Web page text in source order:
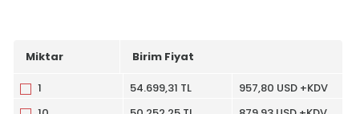
Miktar Birim Fiyat
1 54.699,31 TL
957,80 USD +KDV